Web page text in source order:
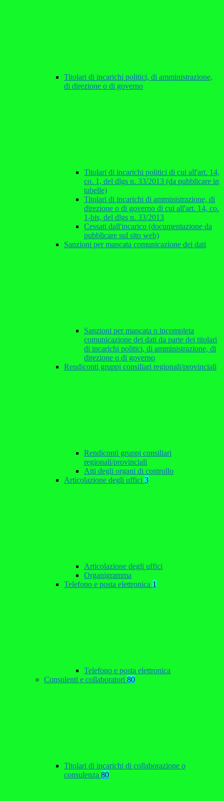
Titolari di incarichi politici, di amministrazione,
di direzione o di governo
Titolari di incarichi politici di cui all'art. 14,
co. 1, del dlgs n. 33/2013 (da pubblicare in
tabelle)
Titolari di incarichi di amministrazione, di
direzione o di governo di cui all'art. 14, co.
1-bis, del dlgs n. 33/2013
Cessati dall'incarico (documentazione da
pubblicare sul sito web)
Sanzioni per mancata comunicazione dei dati
Sanzioni per mancata o incompleta
comunicazione dei dati da parte dei titolari
di incarichi politici, di amministrazione, di
direzione o di governo
Rendiconti gruppi consiliari regionali/provinciali
Rendiconti gruppi consiliari
regionali/provinciali
Atti degli organi di controllo
Articolazione degli uffici 3
Articolazione degli uffici
Organigramma
Telefono e posta elettronica 1
Telefono e posta elettronica
Consulenti e collaboratori 80
Titolari di incarichi di collaborazione o
consulenza 80